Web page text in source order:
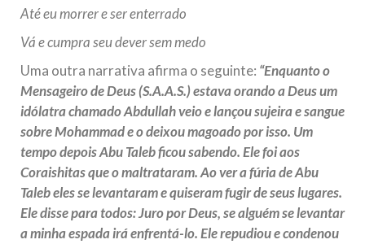
Até eu morrer e ser enterrado
Vá e cumpra seu dever sem medo
Uma outra narrativa afirma o seguinte: “Enquanto o
Mensageiro de Deus (S.A.A.S.) estava orando a Deus um
idólatra chamado Abdullah veio e lançou sujeira e sangue
sobre Mohammad e o deixou magoado por isso. Um
tempo depois Abu Taleb ficou sabendo. Ele foi aos
Coraishitas que o maltrataram. Ao ver a fúria de Abu
Taleb eles se levantaram e quiseram fugir de seus lugares.
Ele disse para todos: Juro por Deus, se alguém se levantar
a minha espada irá enfrentá-lo. Ele repudiou e condenou